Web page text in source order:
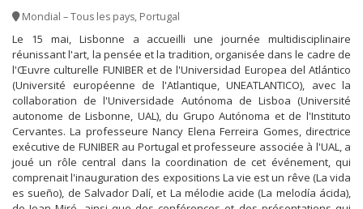
Mondial – Tous les pays, Portugal
Le 15 mai, Lisbonne a accueilli une journée multidisciplinaire
réunissant l'art, la pensée et la tradition, organisée dans le cadre de
l'Œuvre culturelle FUNIBER et de l'Universidad Europea del Atlántico
(Université européenne de l'Atlantique, UNEATLANTICO), avec la
collaboration de l'Universidade Autónoma de Lisboa (Université
autonome de Lisbonne, UAL), du Grupo Autónoma et de l'Instituto
Cervantes. La professeure Nancy Elena Ferreira Gomes, directrice
exécutive de FUNIBER au Portugal et professeure associée à l'UAL, a
joué un rôle central dans la coordination de cet événement, qui
comprenait l'inauguration des expositions La vie est un rêve (La vida
es sueño), de Salvador Dalí, et La mélodie acide (La melodía ácida),